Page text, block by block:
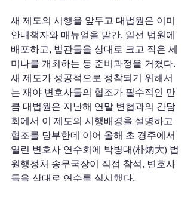
새 제도의 시행을 앞두고 대법원은 이미
안내책자와 매뉴얼을 발간, 일선 법원에
배포하고, 법관들을 상대로 크고 작은 세
미나를 개최하는 등 준비과정을 거쳤다.
새 제도가 성공적으로 정착되기 위해서
는 재야 변호사들의 협조가 필수적인 만
큼 대법원은 지난해 연말 변협과의 간담
회에서 이 제도의 시행배경을 설명하고
협조를 당부한데 이어 올해 초 경주에서
열린 변호사 연수회에 박병대(朴炳大) 법
원행정처 송무국장이 직접 참석, 변호사
들을 상대로 연수를 실시했다.